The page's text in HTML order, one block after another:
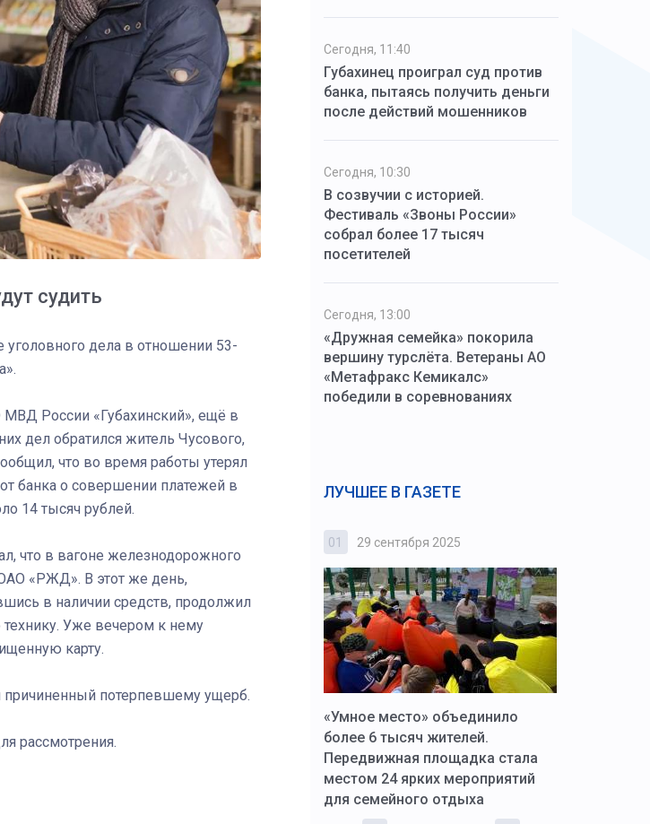
судить
дела в отношении 53-
России «Губахинский», ещё в
дел обратился житель Чусового,
что во время работы утерял
банка о совершении платежей в
14 тысяч рублей.
что в вагоне железнодорожного
«РЖД». В этот же день,
в наличии средств, продолжил
Уже вечером к нему
карту.
причиненный потерпевшему ущерб.
рассмотрения.
Сегодня, 11:40
Губахинец проиграл суд против
банка, пытаясь получить деньги
после действий мошенников
Сегодня, 10:30
В созвучии с историей.
Фестиваль «Звоны России»
собрал более 17 тысяч
посетителей
Сегодня, 13:00
«Дружная семейка» покорила
вершину турслёта. Ветераны АО
«Метафракс Кемикалс»
победили в соревнованиях
ЛУЧШЕЕ В ГАЗЕТЕ
Коробов после возвращения со
01 29 сентября 2025
«Умное место» объединило
более 6 тысяч жителей.
Передвижная площадка стала
местом 24 ярких мероприятий
для семейного отдыха